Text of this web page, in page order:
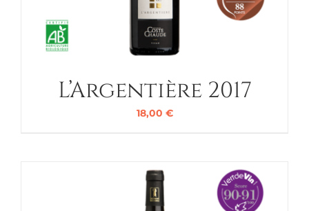
L’Argentière 2017
18,00 €